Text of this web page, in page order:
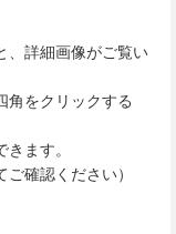
詳細画像がご覧い
をクリックする
ます。
確認ください）